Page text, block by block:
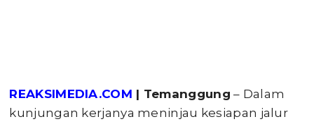
REAKSIMEDIA.COM | Temanggung – Dalam
kunjungan kerjanya meninjau kesiapan jalur